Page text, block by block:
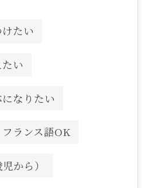
たい
い
なりたい
ランス語OK
から）